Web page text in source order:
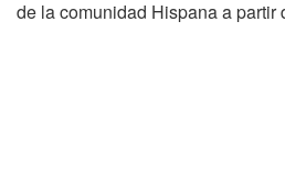
de la comunidad Hispana a partir